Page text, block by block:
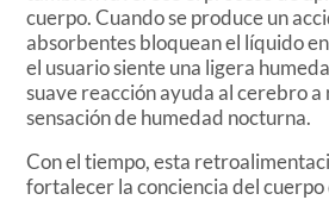
cuerpo. Cuando se produce un
absorbentes bloquean el líquido
el usuario siente una ligera
suave reacción ayuda al cerebro a
sensación de humedad nocturna.
Con el tiempo, esta
fortalecer la conciencia del cuerpo